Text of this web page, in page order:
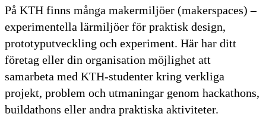
På KTH finns många makermiljöer (makerspaces) –
experimentella lärmiljöer för praktisk design,
prototyputveckling och experiment. Här har ditt
företag eller din organisation möjlighet att
samarbeta med KTH-studenter kring verkliga
projekt, problem och utmaningar genom hackathons,
buildathons eller andra praktiska aktiviteter.